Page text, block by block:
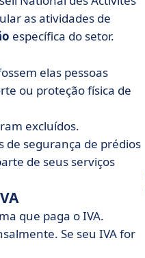
as atividades de
específica do setor.
elas pessoas
ou proteção física de
excluídos.
de segurança de prédios
de seus serviços
que paga o IVA.
Se seu IVA for